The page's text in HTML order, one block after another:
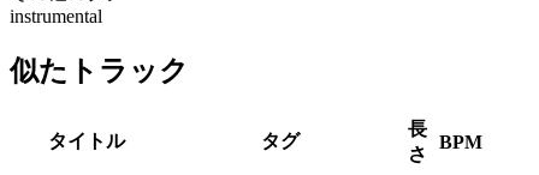
instrumental
似たトラック
タイトル タグ
長
さ
BPM